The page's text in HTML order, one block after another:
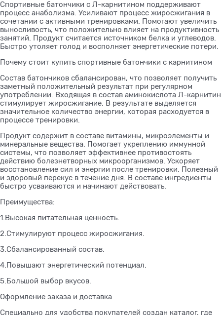
Спортивные батончики с Л-карнитином поддерживают
процесс анаболизма. Усиливают процесс жиросжигания в
сочетании с активными тренировками. Помогают увеличить
выносливость, что положительно влияет на продуктивность
занятий. Продукт считается источником белка и углеводов.
Быстро утоляет голод и восполняет энергетические потери.
Почему стоит купить спортивные батончики с карнитином
Состав батончиков сбалансирован, что позволяет получить
заметный положительный результат при регулярном
употреблении. Входящая в состав аминокислота Л-карнитин
стимулирует жиросжигание. В результате выделяется
значительное количество энергии, которая расходуется в
процессе тренировки.
Продукт содержит в составе витамины, микроэлементы и
минеральные вещества. Помогает укреплению иммунной
системы, что позволяет эффективнее противостоять
действию болезнетворных микроорганизмов. Ускоряет
восстановление сил и энергии после тренировки. Полезный
и здоровый перекус в течение дня. В составе ингредиенты
быстро усваиваются и начинают действовать.
Преимущества:
1.Высокая питательная ценность.
2.Стимулируют процесс жиросжигания.
3.Сбалансированный состав.
4.Повышают энергетический потенциал.
5.Большой выбор вкусов.
Оформление заказа и доставка
Специально для удобства покупателей создан каталог, где